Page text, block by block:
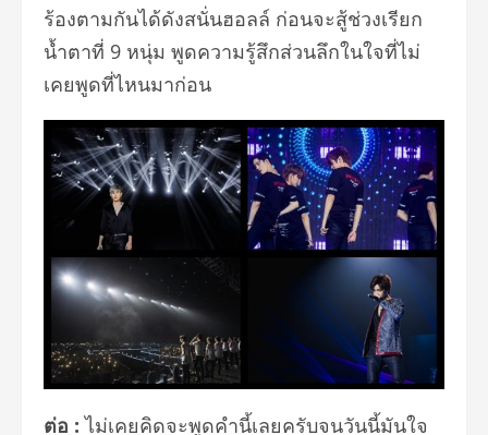
ร้องตามกันได้ดังสนั่นฮอลล์ ก่อนจะสู้ช่วงเรียก
น้ำตาที่ 9 หนุ่ม พูดความรู้สึกส่วนลึกในใจที่ไม่
เคยพูดที่ไหนมาก่อน
ต่อ :ไม่เคยคิดจะพูดคำนี้เลยครับจนวันนี้มันใจ